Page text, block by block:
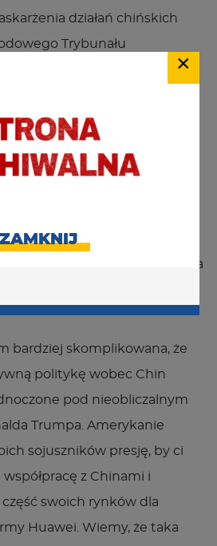
działań chińskich
Trybunału
sprawiają, że osiągnięcie
w najbliższym czasie staje
na wrzesień szczyt
w Lipsku już został
powodem jest pandemia
wskazuje na to, że przyczyna
do uzgodnienia wspólnego
bardziej skomplikowana, że
politykę wobec Chin
pod nieobliczalnym
Trumpa. Amerykanie
sojuszników presję, by ci
z Chinami i
swoich rynków dla
Huawei. Wiemy, że taka
×